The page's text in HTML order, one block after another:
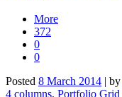
More
372
0
0
Posted 8 March 2014 | by
4 columns, Portfolio Grid